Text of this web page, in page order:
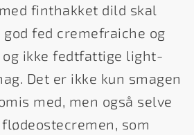
finthakket dild skal
fed cremefraiche og
ikke fedtfattige light-
Det er ikke kun smagen
med, men også selve
som